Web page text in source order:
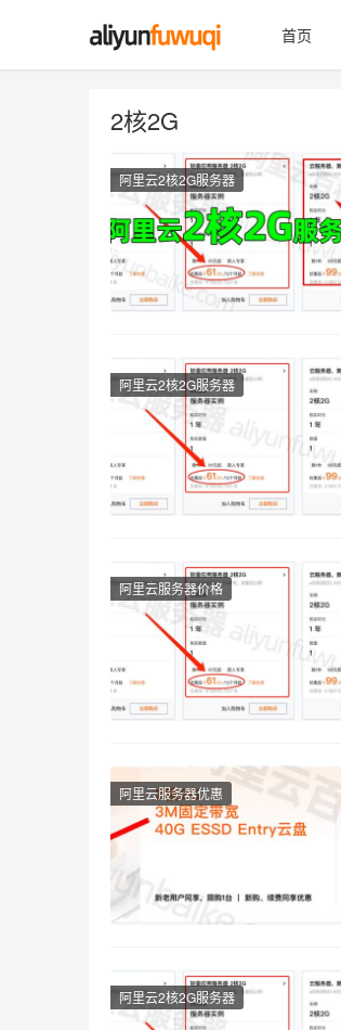
首页
2核2G
阿里云2核2G服务器
阿里云2核2G服务器
阿里云服务器价格
阿里云服务器优惠
阿里云2核2G服务器